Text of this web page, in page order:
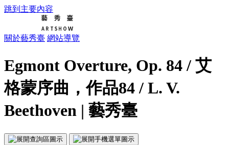
跳到主要內容
關於藝秀臺 網站導覽
Egmont Overture, Op. 84 / 艾
格蒙序曲，作品84 / L. V.
Beethoven | 藝秀臺